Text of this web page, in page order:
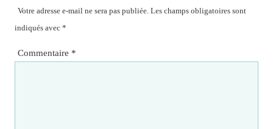
Votre adresse e-mail ne sera pas publiée. Les champs obligatoires sont
indiqués avec *
Commentaire *